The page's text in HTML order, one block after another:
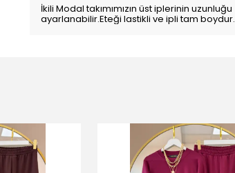
İkili Modal takımımızın üst iplerinin uzunluğu
ayarlanabilir.Eteği lastikli ve ipli tam boydur.